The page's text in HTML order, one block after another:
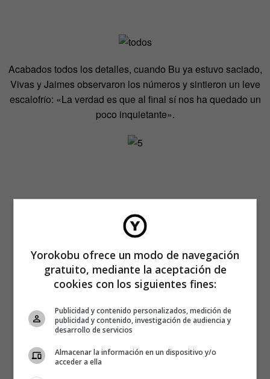
Acabados todos los detalles, cuando Bu ya estuvo saciado,
Vivas y Jaimes observaron los números y sintieron un leve
escalofrío: «La verdad es que al final sí nos ha quedado un
poco inquietante».
Yorokobu ofrece un modo de navegación
gratuito, mediante la aceptación de
cookies con los siguientes fines:
Publicidad y contenido personalizados, medición de
publicidad y contenido, investigación de audiencia y
desarrollo de servicios
Almacenar la información en un dispositivo y/o
acceder a ella